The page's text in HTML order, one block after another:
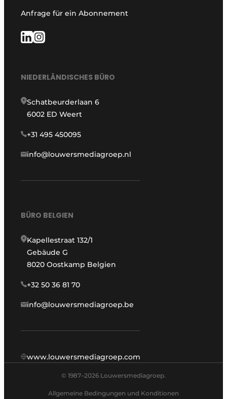
Anfrage für ein Abonnement
NIEDERLÄNDISCHES BÜRO
Schatbeurderlaan 6
6002 ED Weert
+31 495 450095
info@louwersmediagroep.nl
BÜRO BELGIEN
Kapellestraat 132/1
Gebäude G
8020 Oostkamp Belgien
+32 50 36 81 70
info@louwersmediagroep.be
www.louwersmediagroep.com
© 1987–2026 Louwersmediagroep.
Allgemeine Bedingungen und Konditionen